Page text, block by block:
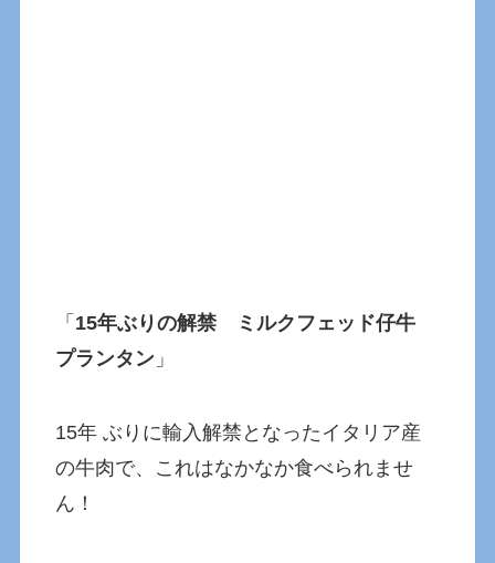
「 15年ぶりの解禁 ミルクフェッド仔牛
プランタン 」
15年 ぶりに輸入解禁となったイタリア産
の牛肉で、これはなかなか食べられませ
ん！